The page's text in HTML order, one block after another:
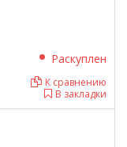
Раскуплен
В закладки
К сравнению